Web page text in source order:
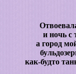
и ночь с
а город
как-будто